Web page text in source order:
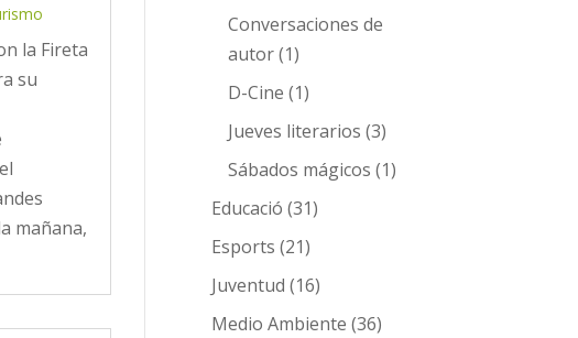
la Fireta
su
mañana,
Conversaciones de
autor(1)
D-Cine (1)
Jueves literarios (3)
Sábados mágicos (1)
Educació (31)
Esports (21)
Juventud (16)
Medio Ambiente (36)